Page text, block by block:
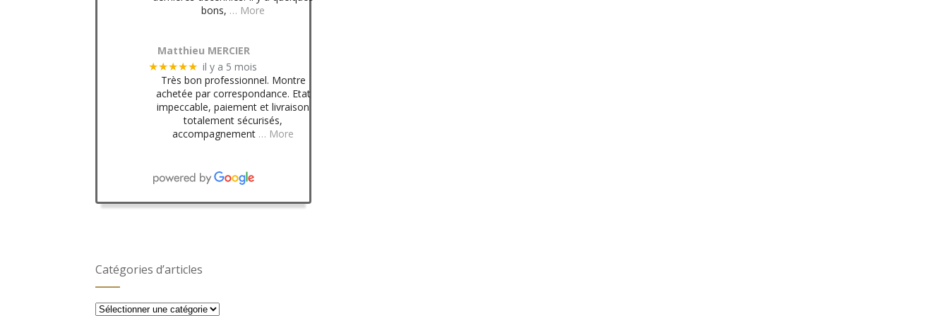
bons, … More
Matthieu MERCIER
★★★★★ il y a 5 mois
Très bon professionnel. Montre
achetée par correspondance. Etat
impeccable, paiement et livraison
totalement sécurisés,
accompagnement … More
Catégories d’articles
Catégories